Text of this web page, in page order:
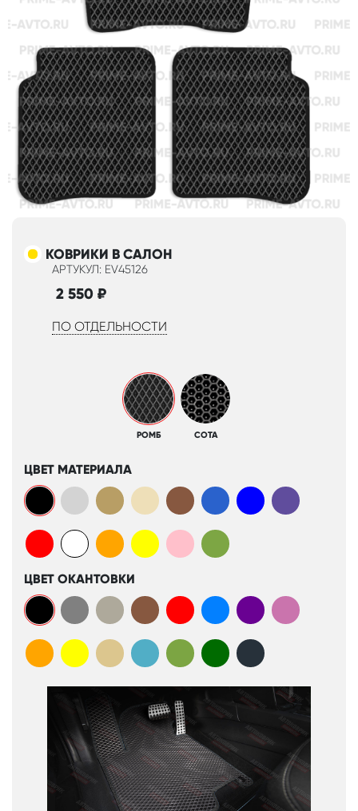
КОВРИКИ В САЛОН
АРТУКУЛ: EV45126
2 550 ₽
ПО ОТДЕЛЬНОСТИ
РОМБ СОТА
ЦВЕТ МАТЕРИАЛА
ЦВЕТ ОКАНТОВКИ